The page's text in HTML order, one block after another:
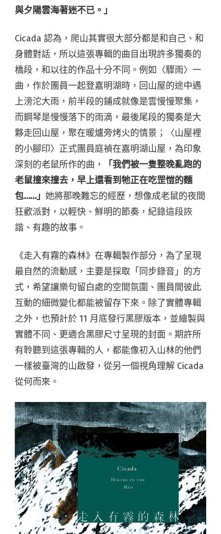
與夕陽雲海著迷不已。」
Cicada 認為，爬山其實很大部分都是和自己、和
身體對話，所以這張專輯的曲目出現許多獨奏的
橋段，和以往的作品十分不同。例如〈驟雨〉一
曲，作於團員一起登嘉明湖時，回山屋的途中遇
上滂沱大雨，前半段的鋪成就像是雲慢慢聚集，
而鋼琴是慢慢落下的雨滴，最後尾段的獨奏是大
夥走回山屋，聚在暖爐旁烤火的情景；〈山屋裡
的小腳印〉正式團員庭禎在嘉明湖山屋，為印象
深刻的老鼠所作的曲，
「我們被一隻整晚亂跑的
老鼠撞來撞去，早上還看到牠正在吃罡愷的麵
包……」 她將那晚難忘的經歷，想像成老鼠的夜間
狂歡派對，以輕快、鮮明的節奏，紀錄這段詼
諧、有趣的故事。
《走入有霧的森林》在專輯製作部分，為了呈現
最自然的流動感，主要是採取「同步錄音」的方
式，希望讓樂句留白處的空間氛圍、團員間彼此
互動的細微變化都能被留存下來。除了實體專輯
之外，也預計於 11 月底發行黑膠版本，並繪製與
實體不同、更適合黑膠尺寸呈現的封面。期許所
有聆聽到這張專輯的人，都能像初入山林的他們
一樣被臺灣的山啟發，從另一個視角理解 Cicada
從何而來。